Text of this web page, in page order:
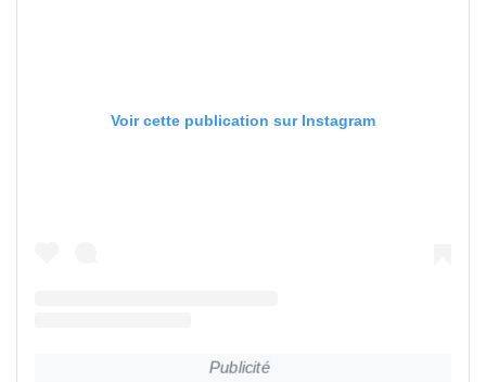
Voir cette publication sur Instagram
Publicité